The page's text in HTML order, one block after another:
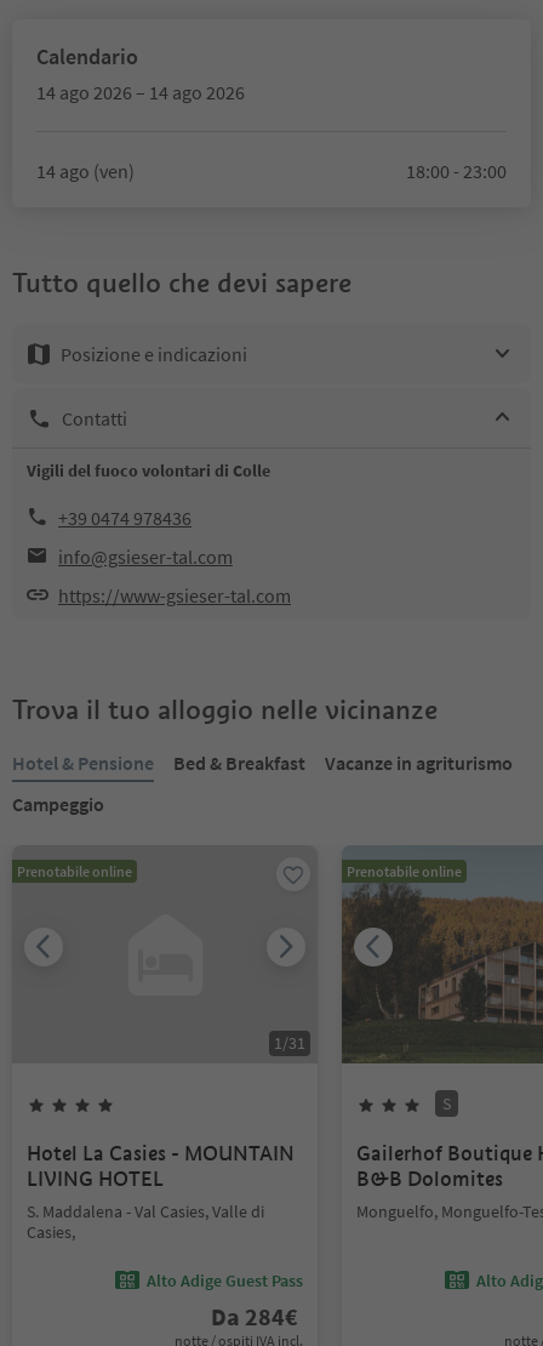
Calendario
14 ago 2026 – 14 ago 2026
14 ago (ven) 18:00 - 23:00
Tutto quello che devi sapere
Posizione e indicazioni
Contatti
Vigili del fuoco volontari di Colle
+39 0474 978436
info@gsieser-tal.com
https://www-gsieser-tal.com
Trova il tuo alloggio nelle vicinanze
Hotel & Pensione Bed & Breakfast
Vacanze in agriturismo
Campeggio
Prenotabile online
1/31
Hotel La Casies - MOUNTAIN
LIVING HOTEL
S. Maddalena - Val Casies, Valle di
Casies,
Alto Adige Guest Pass
Da 284€
notte / ospiti IVA incl.
Prenotabile online
S
Gailerhof Boutique
B&B Dolomites
Monguelfo, Monguelfo-
Alto
notte